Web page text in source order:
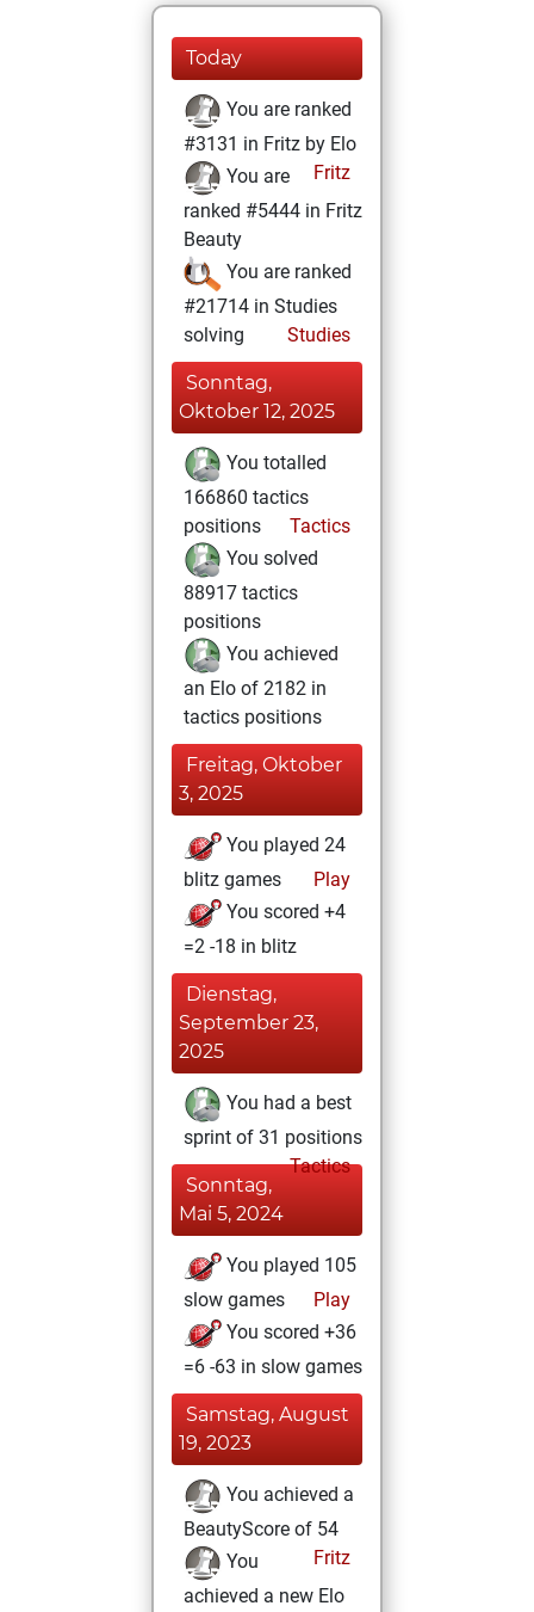
Today
You are ranked
#3131 in Fritz by Elo
Fritz
You are
ranked #5444 in Fritz
Beauty
You are ranked
#21714 in Studies
solving
Studies
Sonntag,
Oktober 12, 2025
You totalled
166860 tactics
positions
Tactics
You solved
88917 tactics
positions
You achieved
an Elo of 2182 in
tactics positions
Freitag, Oktober
3, 2025
You played 24
blitz games
Play
You scored +4
=2 -18 in blitz
Dienstag,
September 23,
2025
You had a best
sprint of 31 positions
Tactics
Sonntag,
Mai 5, 2024
You played 105
slow games
Play
You scored +36
=6 -63 in slow games
Samstag, August
19, 2023
You achieved a
BeautyScore of 54
Fritz
You
achieved a new Elo